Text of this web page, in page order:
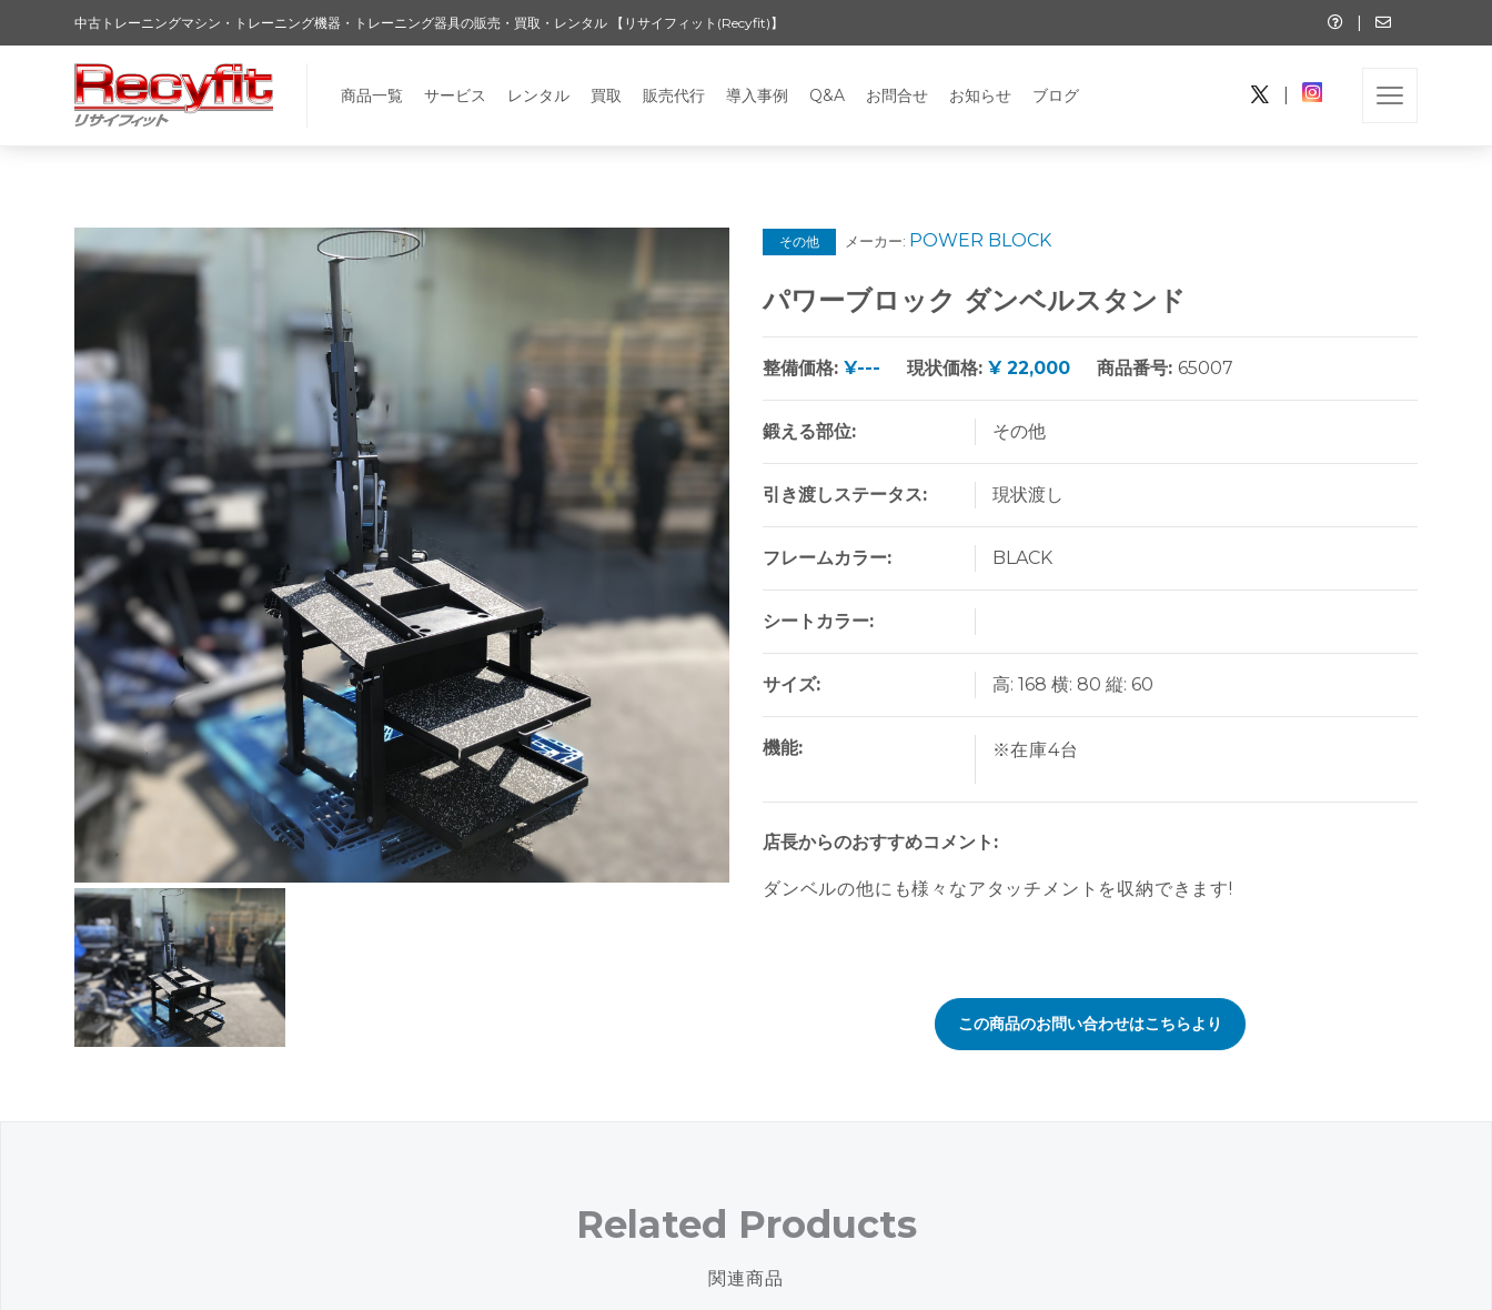
中古トレーニングマシン・トレーニング機器・トレーニング器具の販売・買取・レンタル 【リサイフィット(Recyfit)】 |
商品一覧 サービス レンタル 買取 販売代行 導入事例 Q&A お問合せ お知らせ ブログ
その他 メーカー: POWER BLOCK
パワーブロック ダンベルスタンド
整備価格: ¥--- 現状価格: ¥ 22,000 商品番号: 65007
鍛える部位: その他
引き渡しステータス: 現状渡し
フレームカラー: BLACK
シートカラー:
サイズ: 高: 168 横: 80 縦: 60
機能: ※在庫4台
店長からのおすすめコメント:
ダンベルの他にも様々なアタッチメントを収納できます!
この商品のお問い合わせはこちらより
Related Products
関連商品